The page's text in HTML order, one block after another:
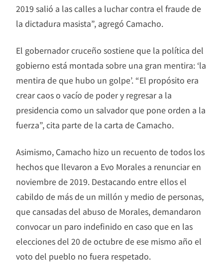
2019 salió a las calles a luchar contra el fraude de
la dictadura masista”, agregó Camacho.
El gobernador cruceño sostiene que la política del
gobierno está montada sobre una gran mentira: ‘la
mentira de que hubo un golpe’. “El propósito era
crear caos o vacío de poder y regresar a la
presidencia como un salvador que pone orden a la
fuerza”, cita parte de la carta de Camacho.
Asimismo, Camacho hizo un recuento de todos los
hechos que llevaron a Evo Morales a renunciar en
noviembre de 2019. Destacando entre ellos el
cabildo de más de un millón y medio de personas,
que cansadas del abuso de Morales, demandaron
convocar un paro indefinido en caso que en las
elecciones del 20 de octubre de ese mismo año el
voto del pueblo no fuera respetado.